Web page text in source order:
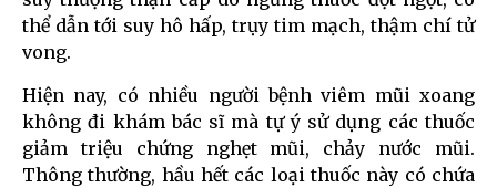
thể dẫn tới suy hô hấp, trụy tim mạch, thậm chí tử
vong.
Hiện nay, có nhiều người bệnh viêm mũi xoang
không đi khám bác sĩ mà tự ý sử dụng các thuốc
giảm triệu chứng nghẹt mũi, chảy nước mũi.
Thông thường, hầu hết các loại thuốc này có chứa